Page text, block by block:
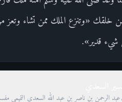
خلقك «وتنزع الملك ممن تشاء وتعز
قدير».
عبد الرحمن بن ناصر بن عبد الله السعدي التميمي